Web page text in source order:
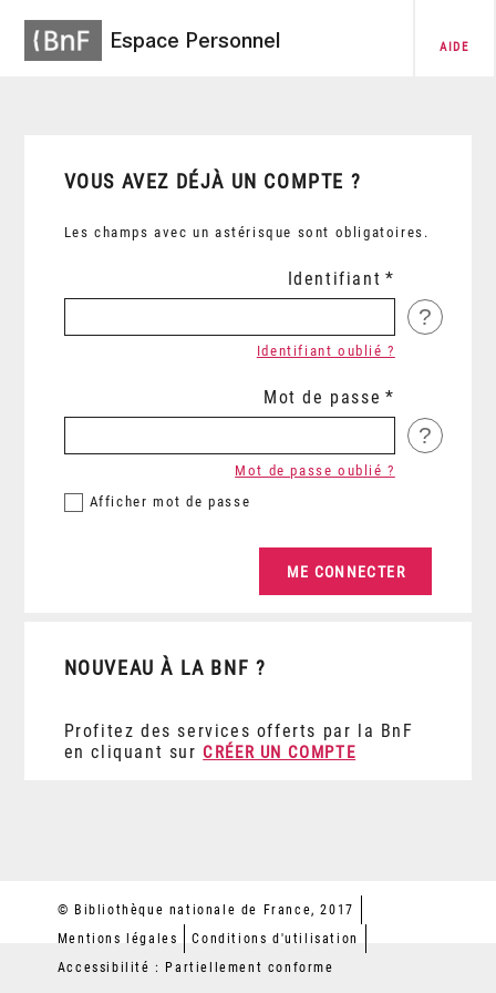
Espace Personnel AIDE
VOUS AVEZ DÉJÀ UN COMPTE ?
Les champs avec un astérisque sont obligatoires.
Identifiant
?
Identifiant oublié ?
Mot de passe
?
Afficher mot de passe
Mot de passe oublié ?
NOUVEAU À LA BNF ?
Profitez des services offerts par la BnF
en cliquant sur CRÉER UN COMPTE
© Bibliothèque nationale de France, 2017
Mentions légales
Conditions d'utilisation
Accessibilité : Partiellement conforme